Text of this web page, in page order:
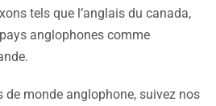
tels que l’anglais du canada,
anglophones comme
de monde anglophone, suivez nos